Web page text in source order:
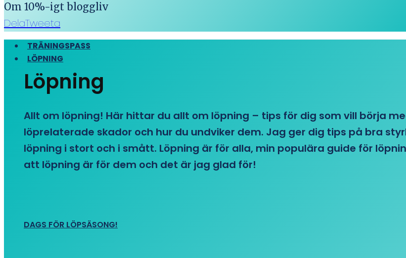
Om 10%-igt bloggliv
DelaTweeta
TRÄNINGSPASS
LÖPNING
Löpning
Allt om löpning! Här hittar du allt om löpning – tips för dig som vill börja
löprelaterade skador och hur du undviker dem. Jag ger dig tips på bra
löpning i stort och i smått. Löpning är för alla, min populära guide för
att löpning är för dem och det är jag glad för!
DAGS FÖR LÖPSÄSONG!